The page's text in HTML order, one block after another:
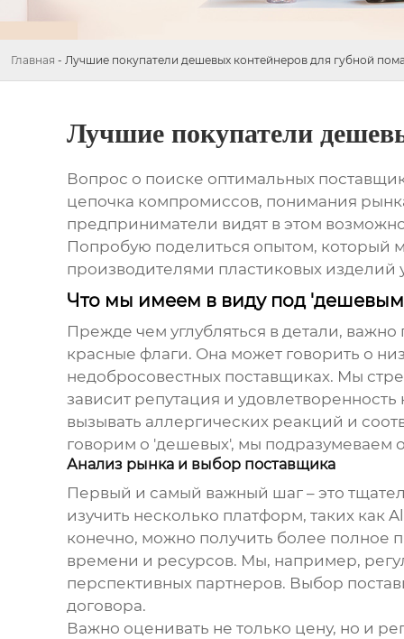
Главная - Лучшие покупатели дешевых контейнеров для губной
Лучшие покупатели
Вопрос о поиске оптимальных
цепочка компромиссов, понимания
предприниматели видят в этом
Попробую поделиться опытом, который
производителями пластиковых изделий
Что мы имеем в виду под
Прежде чем углубляться в детали,
красные флаги. Она может говорить о
недобросовестных поставщиках. Мы
зависит репутация и удовлетворенность
вызывать аллергических реакций и
говорим о 'дешевых', мы подразумеваем
Анализ рынка и выбор поставщика
Первый и самый важный шаг – это
изучить несколько платформ, таких как
конечно, можно получить более полное
времени и ресурсов. Мы, например,
перспективных партнеров. Выбор
договора.
Важно оценивать не только цену, но и